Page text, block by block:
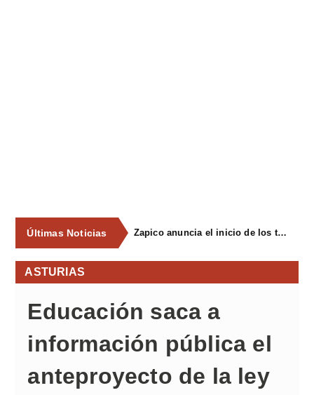
Últimas Noticias Zapico anuncia el inicio de los trámites para declarar Pola Siero y Lugones zonas de mercado residencial tensionado
ASTURIAS
Educación saca a
información pública el
anteproyecto de la ley